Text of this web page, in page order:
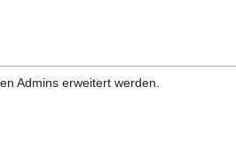
Admins erweitert werden.